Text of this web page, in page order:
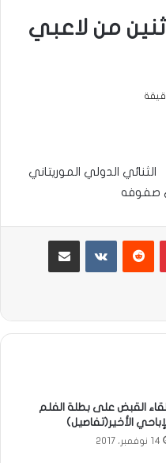
من لاعبي
الدولي الموريتاني
صفوفه
بينتيريست مشاركة عبر البريد
القبض على بطلة الفلم
الأخير(تفاصيل)
14 نوفمبر، 2017